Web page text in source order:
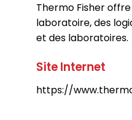
Thermo Fisher
laboratoire, des
et des laboratoires.
Site Internet
https://